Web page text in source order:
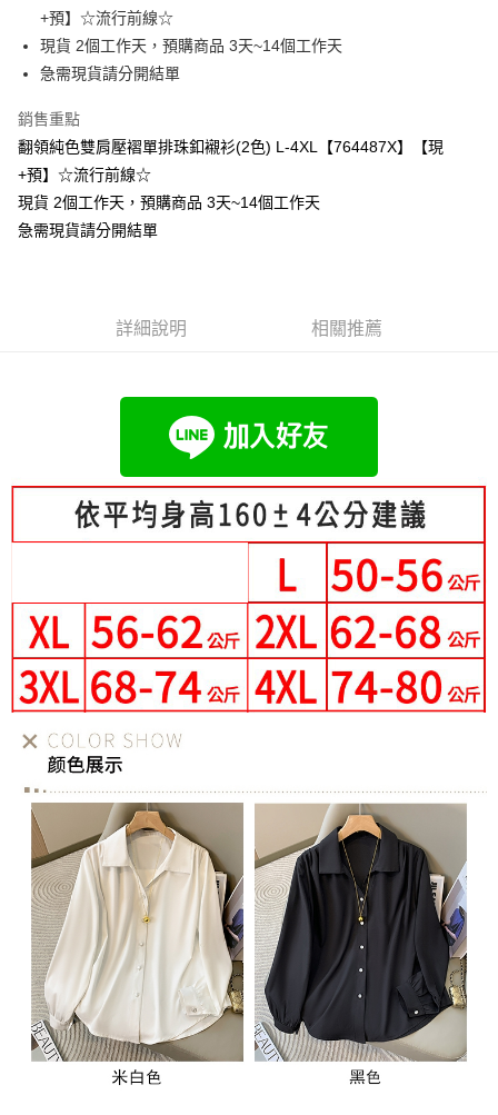
街口支付
悠遊付
Google Pay
全支付
大哥付你分期
2.付款方式選擇「大哥付你分期」，訂單成立後會自動跳轉到大哥付的交易
4.訂單成立30分鐘內，如未前往確認交易或遇審核未通過，訂單將自動取
消。如遇「轉專審核」未通過狀況，表示未達大哥付你分期系統評分，恕無
1.分期款項不併入電信帳單，「大哥付你分期」於每月結算日後寄送繳費提
醒簡訊。
2.透過簡訊連結打開帳單後，可選擇「超商條碼／台灣大直營門市／銀行轉
帳／街口支付／iPASS MONEY」等通路繳費。
1.本服務係由「台灣大哥大股份有限公司」（以下簡稱本公司）所提供，讓
用戶於交易時，得透過本服務購買商品或服務，並由商店將買賣／分期付款
買賣價金債權讓與本公司後，依約使用本公司帳單繳交帳款。
2.基於同意付款使用「大哥付你分期」之契約關係目的，商店將以您的個人
資料（包含姓名、電話或地址）提供予台灣大哥大進項蒐集、處理及利用，
由本公司與您本人進行分期帳單所需資料之確認、核對及更正。
１．簡單：不需註冊會員、不需綁卡、不需儲值。
２．便利：只要手機號碼，簡訊認證，即可結帳。
３．安心：先確認商品／服務後，再付款。
【「AFTEE先享後付」結帳流程】
１．於結帳方式選擇「AFTEE先享後付」後，將跳轉至「AFTEE先享後付」
結帳頁面，進行簡訊認證並確認金額後，即可完成結帳。
３．收到繳費通知簡訊後14天內，點擊此簡訊中的連結，可透過四大超商／
ATM／網路銀行／等多元方式進行付款，方視為交易完成。
※ 請注意：結帳手續完成當下不需立刻繳費，但若您需要取消訂單，請聯絡
購買商品的店家。未經商家同意取消之訂單仍視為有效，需透過AFTEE先享
後付繳納相關費用。
※ 交易是否成功請以「AFTEE先享後付 」之結帳頁面顯示為準，若有關於
是否繳費成功／繳費後需取消欲退款等相關疑問，請聯繫「AFTEE先享後付
客戶支援中心」https://netprotections.freshdesk.com/support/home
【注意事項】
１．透過由恩沛科技股份有限公司提供之「AFTEE先享後付」服務完成之交
易，需依本服務之必要範圍內提供個人資料，並將交易相關給付款項請求債
權轉讓予恩沛科技股份有限公司。
２．關於個人資料處理事宜，請瀏覽以下網址：
https://aftee.tw/terms/#terms3
３．未成年的使用者請事先徵得法定代理人或監護人之同意方可使用
「AFTEE先享後付」，若未經同意申辦者引起之損失，本公司不負相關責
任。
４．使用「AFTEE先享後付」時，將依據個別帳號之用戶狀況，依本公司即
時審查核予不同之上限額度；若仍有額度不足之情形，本公司將視審查結果
請求用戶進行身份認證。
５．嚴禁一人註冊多個帳號或使用他人資訊註冊。若發現惡意使用之情形，
恩沛科技股份有限公司將有權停止該用戶之使用額度並採取法律行動。
「Hami Point」為中華電信所提供之點數服務，可於會員專區綁定中華電信
會員帳號後，即可在購物車使用 Hami Point 折抵消費金額 (1點等於1元)。
運送方式
全家付款取貨
每筆NT$80，滿NT$699(含以上)免運費
付款後全家取貨
每筆NT$80，滿NT$699(含以上)免運費
萊爾富取貨付款
每筆NT$80，滿NT$699(含以上)免運費
付款後萊爾富取貨
每筆NT$80，滿NT$699(含以上)免運費
7-11付款取貨
每筆NT$80，滿NT$699(含以上)免運費
付款後7-11取貨
每筆NT$80，滿NT$699(含以上)免運費
宅配
每筆NT$70，滿NT$699(含以上)免運費
離島-郵局寄送
每筆NT$90，滿NT$699(含以上)免運費
+預】☆流行前線☆
現貨 2個工作天，預購商品 3天~14個工作天
急需現貨請分開結單
銷售重點
翻領純色雙肩壓褶單排珠釦襯衫(2色) L-4XL【764487X】【現
+預】☆流行前線☆
現貨 2個工作天，預購商品 3天~14個工作天
急需現貨請分開結單
詳細說明 相關推薦